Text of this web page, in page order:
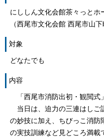
にししん文化会館茶々っとホ
（西尾市文化会館 西尾市山下
対象
どなたでも
内容
「西尾市消防出初・観閲式
当日は、迫力の三連はしご
の妙技に加え、ちびっこ消防
の実技訓練など見どころ満載